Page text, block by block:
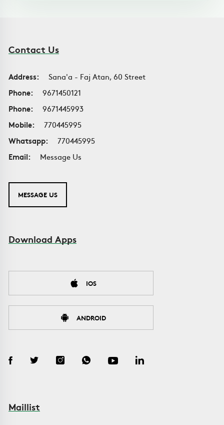
Contact Us
Address:
Sana'a - Faj Atan, 60 Street
Phone:
9671450121
Phone:
9671445993
Mobile:
770445995
Whatsapp:
770445995
Email:
Message Us
MESSAGE US
Download Apps
IOS
ANDROID
Maillist